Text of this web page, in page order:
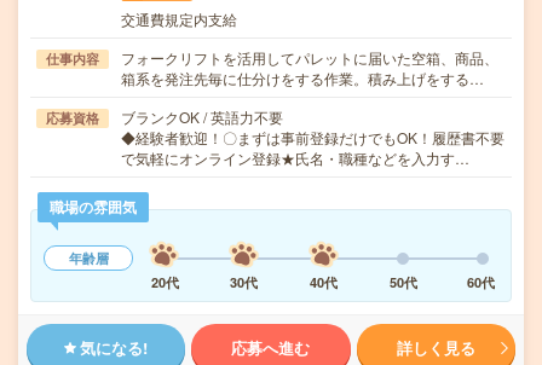
交通費規定内支給
仕事内容
フォークリフトを活用してパレットに届いた空箱、商品、
箱系を発注先毎に仕分けをする作業。積み上げをする…
応募資格
ブランクOK / 英語力不要
◆経験者歓迎！〇まずは事前登録だけでもOK！履歴書不要
で気軽にオンライン登録★氏名・職種などを入力す…
職場の雰囲気
年齢層
20代
30代 40代 50代 60代
気になる! 応募へ進む 詳しく見る